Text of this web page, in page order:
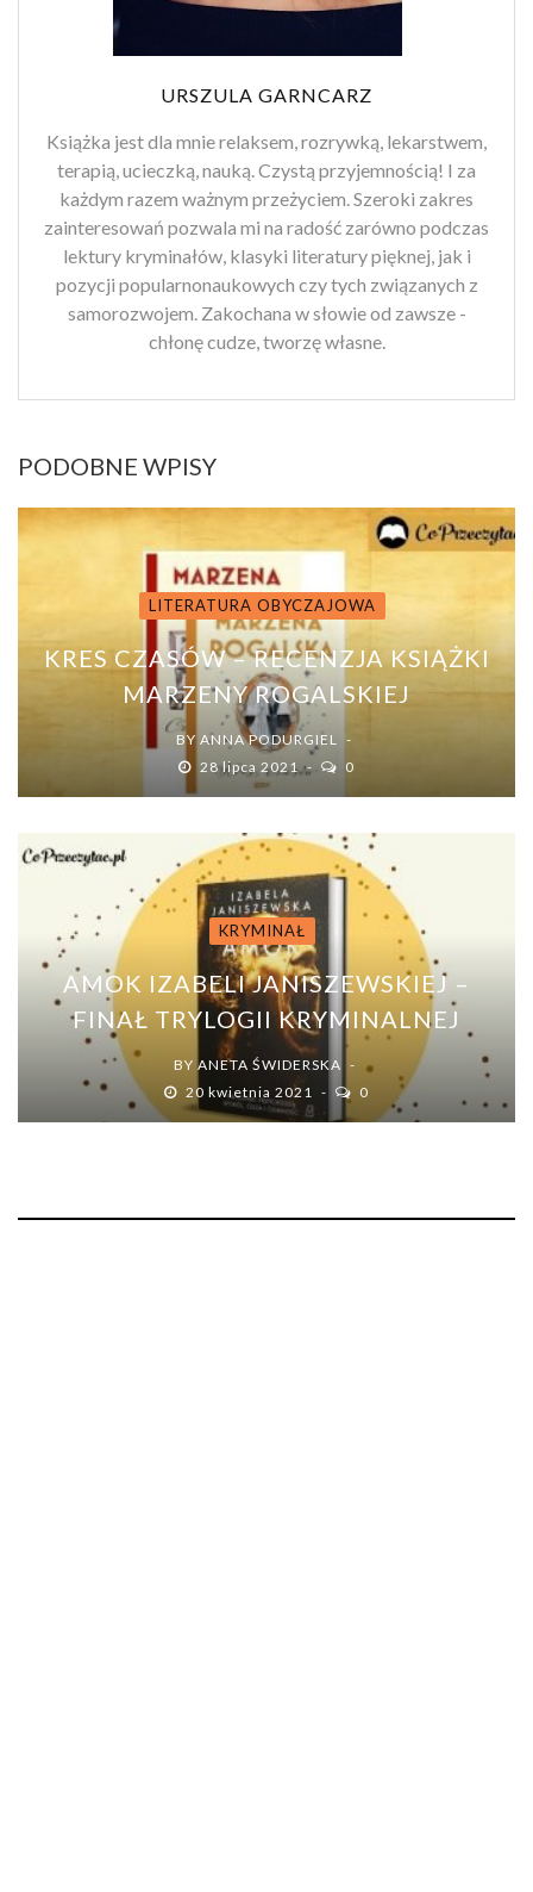
URSZULA GARNCARZ
Książka jest dla mnie relaksem, rozrywką, lekarstwem,
terapią, ucieczką, nauką. Czystą przyjemnością! I za
każdym razem ważnym przeżyciem. Szeroki zakres
zainteresowań pozwala mi na radość zarówno podczas
lektury kryminałów, klasyki literatury pięknej, jak i
pozycji popularnonaukowych czy tych związanych z
samorozwojem. Zakochana w słowie od zawsze -
chłonę cudze, tworzę własne.
PODOBNE WPISY
LITERATURA OBYCZAJOWA
KRES CZASÓW – RECENZJA KSIĄŻKI
MARZENY ROGALSKIEJ
BY ANNA PODURGIEL
28 lipca 2021
0
KRYMINAŁ
AMOK IZABELI JANISZEWSKIEJ –
FINAŁ TRYLOGII KRYMINALNEJ
BY ANETA ŚWIDERSKA
20 kwietnia 2021
0